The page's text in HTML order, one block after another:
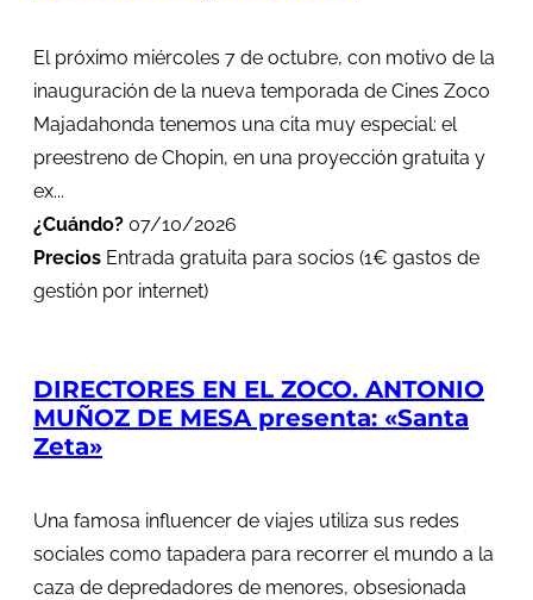
El próximo miércoles 7 de octubre, con motivo de la
inauguración de la nueva temporada de Cines Zoco
Majadahonda tenemos una cita muy especial: el
preestreno de Chopin, en una proyección gratuita y
ex...
¿Cuándo? 07/10/2026
Precios Entrada gratuita para socios (1€ gastos de
gestión por internet)
DIRECTORES EN EL ZOCO. ANTONIO
MUÑOZ DE MESA presenta: «Santa
Zeta»
Una famosa influencer de viajes utiliza sus redes
sociales como tapadera para recorrer el mundo a la
caza de depredadores de menores, obsesionada